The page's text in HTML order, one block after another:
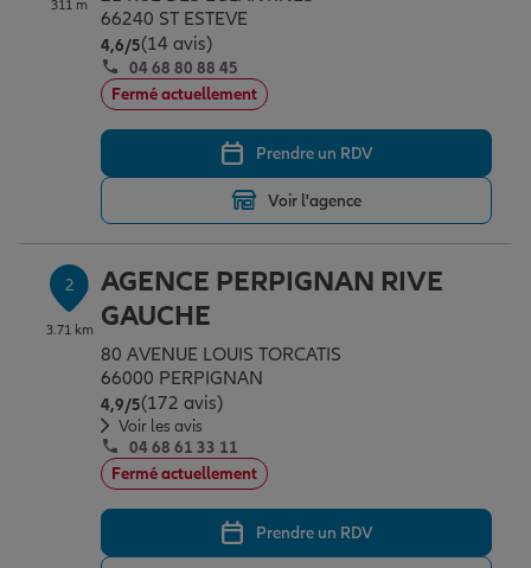
Assurance emprunteur
Prévoyance et dépendance
Assurance animal de compagnie
Protection de la famille
Protection juridique
Épargne & retraite
Plan épargne retraite
Assurance vie
Placements financiers
Investissements immobiliers
Transmission
Vos projets
Partir en vacances
Déménager
Changer de voiture
Départ à la retraite
Conseil assurance
Outre-mer
Assurance auto
Assurance habitation
Professionnels
Allianz en France
311 m
66240 ST ESTEVE
4,6/5Note de 4.6 sur 5
(14 avis)
04 68 80 88 45
Fermé actuellement
Prendre un RDV
Voir l'agence
2
3.71 km
AGENCE PERPIGNAN RIVE
GAUCHE
80 AVENUE LOUIS TORCATIS
66000 PERPIGNAN
4,9/5Note de 4.9 sur 5
(172 avis)
Voir les avis
04 68 61 33 11
Fermé actuellement
Prendre un RDV